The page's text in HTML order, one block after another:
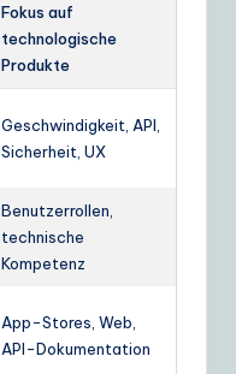
Fokus auf
technologische
Produkte
Geschwindigkeit, API,
Sicherheit, UX
Benutzerrollen,
technische
Kompetenz
App-Stores, Web,
API-Dokumentation